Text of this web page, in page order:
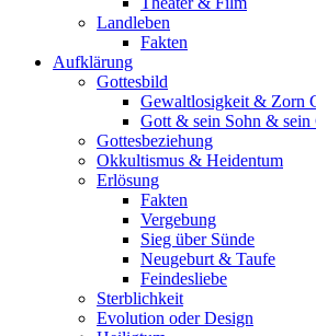
Landleben
Fakten
Aufklärung
Gottesbild
Gewaltlosigkeit & Zorn
Gott & sein Sohn & sein
Gottesbeziehung
Okkultismus & Heidentum
Erlösung
Fakten
Vergebung
Sieg über Sünde
Neugeburt & Taufe
Feindesliebe
Sterblichkeit
Evolution oder Design